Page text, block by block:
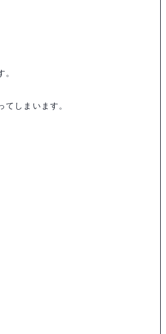
しまいます。